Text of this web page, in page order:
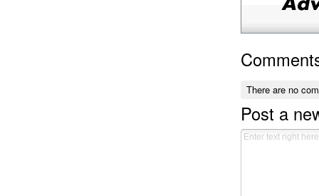
There are no
Post a